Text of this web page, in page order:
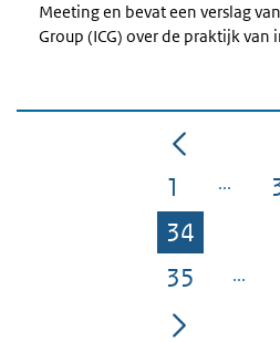
Meeting en bevat een verslag
Group (ICG) over de praktijk van
Pagina
1
Pagina
34
Pagina
35